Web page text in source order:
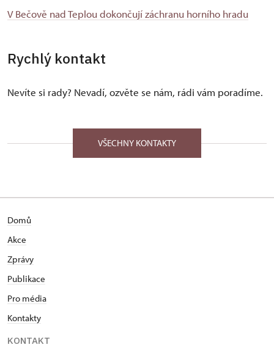
V Bečově nad Teplou dokončují záchranu horního hradu
Rychlý kontakt
Nevíte si rady? Nevadí, ozvěte se nám, rádi vám poradíme.
VŠECHNY KONTAKTY
Domů
Akce
Zprávy
Publikace
Pro média
Kontakty
KONTAKT